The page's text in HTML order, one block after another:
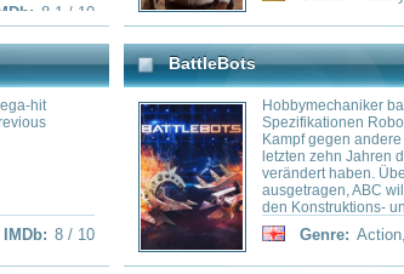
Genre: Reality-TV IMDb:8 / 10
My Killer Body with K. Michelle
Follows patients who desperately need help as well as K.
Michelle ongoing personal story.
Genre: Reality-TV IMDb: 8 / 10